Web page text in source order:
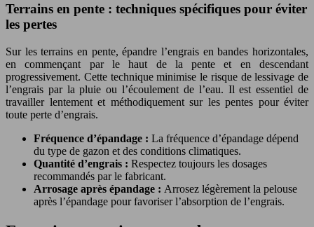
Terrains en pente : techniques spécifiques pour éviter
les pertes
Sur les terrains en pente, épandre l’engrais en bandes horizontales,
en commençant par le haut de la pente et en descendant
progressivement. Cette technique minimise le risque de lessivage de
l’engrais par la pluie ou l’écoulement de l’eau. Il est essentiel de
travailler lentement et méthodiquement sur les pentes pour éviter
toute perte d’engrais.
Fréquence d’épandage : La fréquence d’épandage dépend
du type de gazon et des conditions climatiques.
Quantité d’engrais : Respectez toujours les dosages
recommandés par le fabricant.
Arrosage après épandage : Arrosez légèrement la pelouse
après l’épandage pour favoriser l’absorption de l’engrais.